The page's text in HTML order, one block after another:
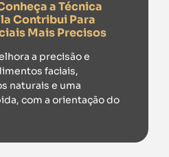
a Técnica
Contribui Para
Mais Precisos
a precisão e
faciais,
naturais e uma
com a orientação do